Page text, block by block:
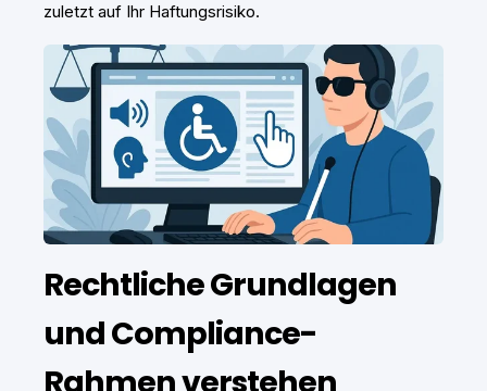
zuletzt auf Ihr Haftungsrisiko.
Rechtliche Grundlagen
und Compliance-
Rahmen verstehen